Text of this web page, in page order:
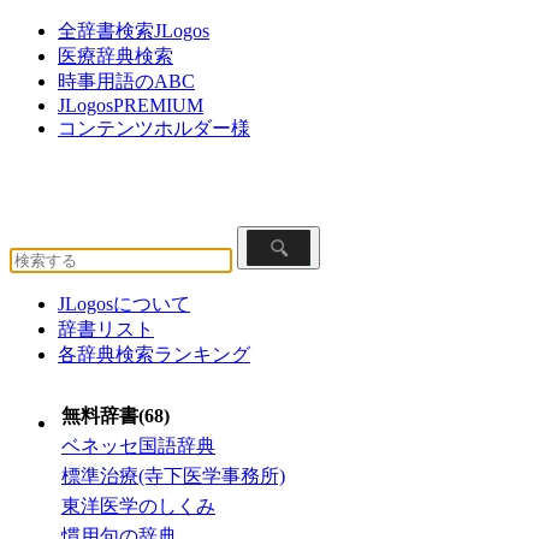
全辞書検索JLogos
医療辞典検索
時事用語のABC
JLogosPREMIUM
コンテンツホルダー様
JLogosについて
辞書リスト
各辞典検索ランキング
無料辞書(68)
ベネッセ国語辞典
標準治療(寺下医学事務所)
東洋医学のしくみ